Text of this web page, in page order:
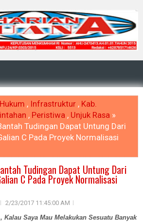
Hukum , Infrastruktur , Kab.
, Peristiwa , Unjuk Rasa »
Tudingan Dapat Untung Dari
C Pada Proyek Normalisasi
Tudingan Dapat Untung Dari
C Pada Proyek Normalisasi
2/23/2017 11:45:00 AM
Kalau Saya Mau Melakukan Sesuatu Banyak